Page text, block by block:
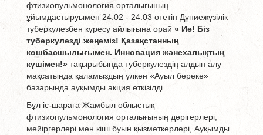
фтизиопульмонология орталығының
ұйымдастыруымен 24.02 - 24.03 өтетін Дүниежүзілік
туберкулезбен күресу айлығына орай « Иә! Біз
туберкулезді жеңеміз! Қазақстанның
көшбасшылығымен. Инновация жәнехалықтың
күшімен!» тақырыбында туберкулездің алдын алу
мақсатында қаламыздың үлкен «Ауыл береке»
базарында ауқымды акция өткізілді.
Бұл іс-шараға Жамбыл облыстық
фтизиопульмонология орталығының дәрігерлері,
мейіргерлері мен кіші буын қызметкерлері, Ауқымды